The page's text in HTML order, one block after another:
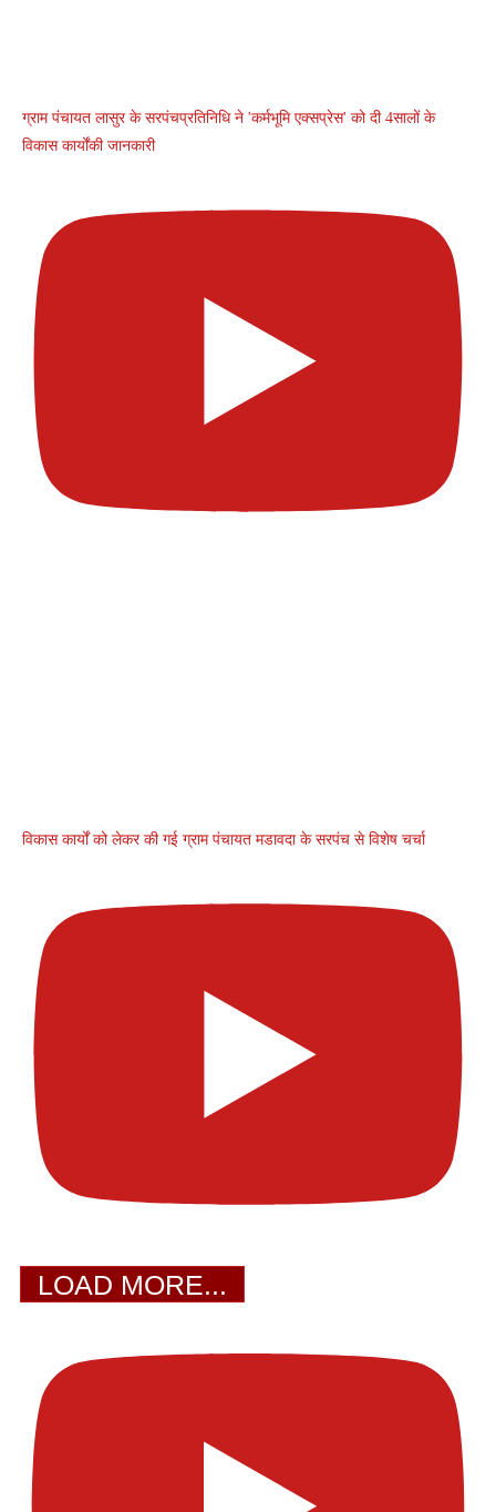
ग्राम पंचायत लासुर के सरपंचप्रतिनिधि ने 'कर्मभूमि एक्सप्रेस' को दी 4सालों के
विकास कार्योंकी जानकारी
विकास कार्यों को लेकर की गई ग्राम पंचायत मडावदा के सरपंच से विशेष चर्चा
LOAD MORE...